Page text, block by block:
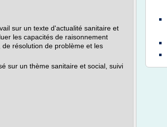
sur un texte d'actualité sanitaire et
les capacités de raisonnement
résolution de problème et les
sur un thème sanitaire et social, suivi